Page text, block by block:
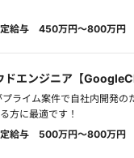
給与 450万円～800万円
ドエンジニア【
ライム案件で自社内開発の
方に最適です！
給与 500万円～800万円